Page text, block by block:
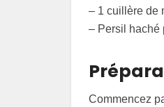
– 1 cuillère de
– Persil haché
Commencez